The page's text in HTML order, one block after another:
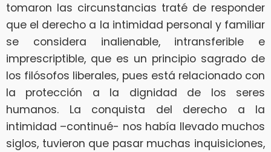
tomaron las circunstancias traté de responder
que el derecho a la intimidad personal y familiar
se considera inalienable, intransferible e
imprescriptible, que es un principio sagrado de
los filósofos liberales, pues está relacionado con
la protección a la dignidad de los seres
humanos. La conquista del derecho a la
intimidad –continué- nos había llevado muchos
siglos, tuvieron que pasar muchas inquisiciones,